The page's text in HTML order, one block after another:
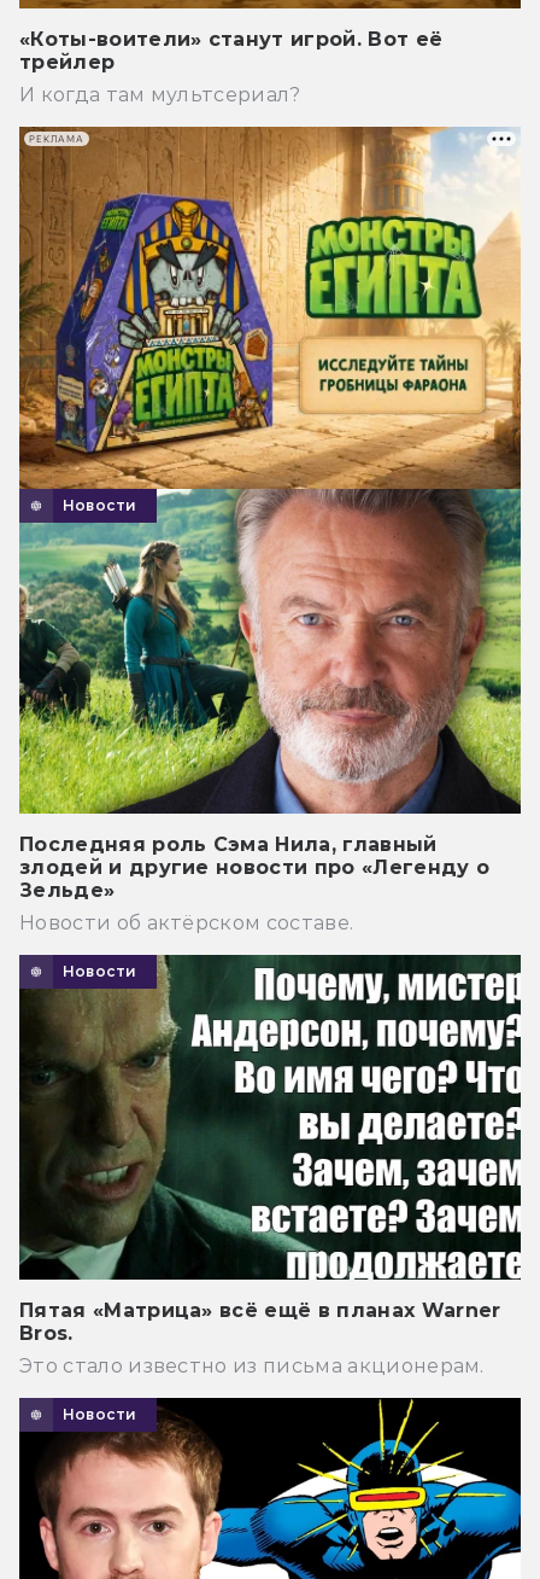
«Коты-воители» станут игрой. Вот её
трейлер
И когда там мультсериал?
Новости
Последняя роль Сэма Нила, главный
злодей и другие новости про «Легенду о
Зельде»
Новости об актёрском составе.
Новости
Пятая «Матрица» всё ещё в планах Warner
Bros.
Это стало известно из письма акционерам.
Новости
РЕКЛАМА